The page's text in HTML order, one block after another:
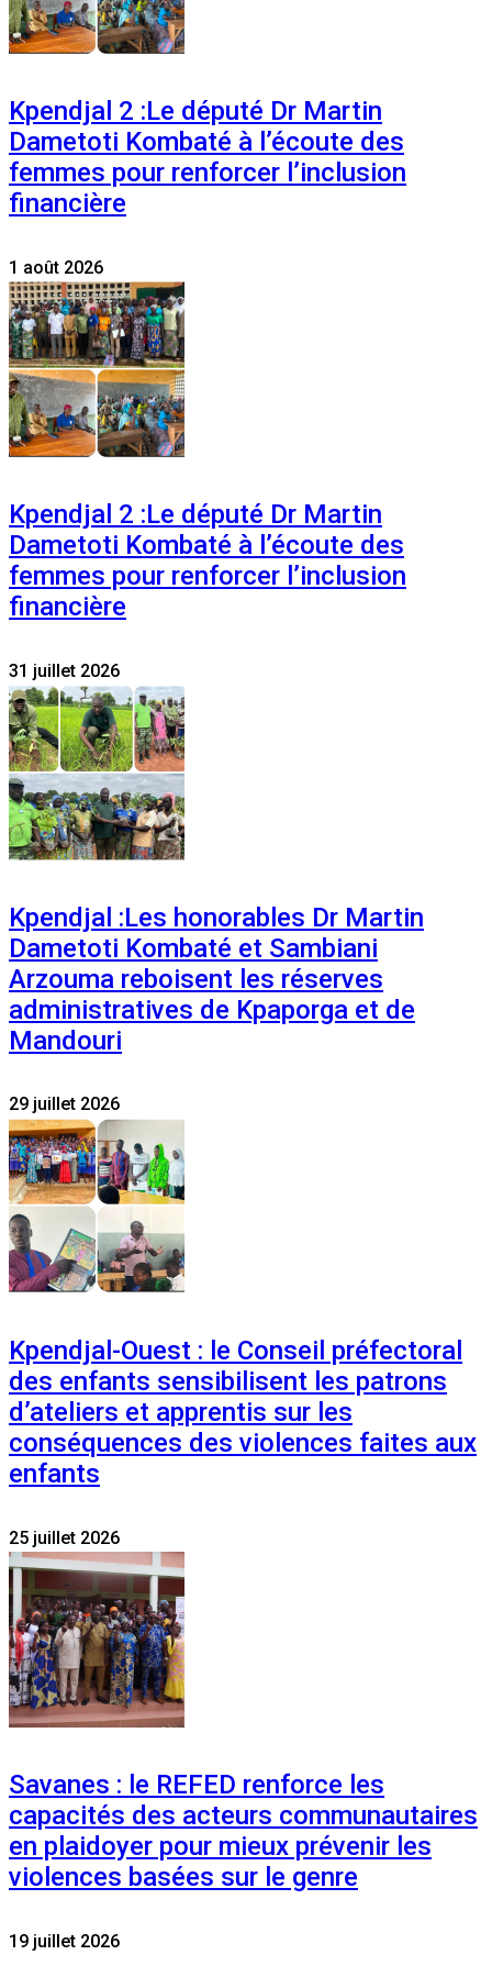
Kpendjal 2 :Le député Dr Martin
Dametoti Kombaté à l’écoute des
femmes pour renforcer l’inclusion
financière
1 août 2026
Kpendjal 2 :Le député Dr Martin
Dametoti Kombaté à l’écoute des
femmes pour renforcer l’inclusion
financière
31 juillet 2026
Kpendjal :Les honorables Dr Martin
Dametoti Kombaté et Sambiani
Arzouma reboisent les réserves
administratives de Kpaporga et de
Mandouri
29 juillet 2026
Kpendjal-Ouest : le Conseil préfectoral
des enfants sensibilisent les patrons
d’ateliers et apprentis sur les
conséquences des violences faites aux
enfants
25 juillet 2026
Savanes : le REFED renforce les
capacités des acteurs communautaires
en plaidoyer pour mieux prévenir les
violences basées sur le genre
19 juillet 2026